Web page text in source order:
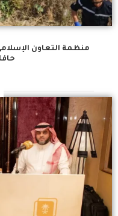
منظمة التعاون